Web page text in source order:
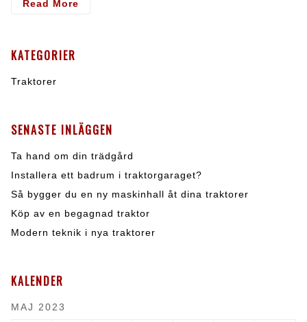
Read More
KATEGORIER
Traktorer
SENASTE INLÄGGEN
Ta hand om din trädgård
Installera ett badrum i traktorgaraget?
Så bygger du en ny maskinhall åt dina traktorer
Köp av en begagnad traktor
Modern teknik i nya traktorer
KALENDER
MAJ 2023